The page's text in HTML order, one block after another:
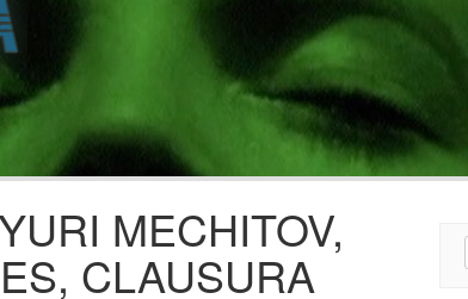
MECHITOV,
CLAUSURA